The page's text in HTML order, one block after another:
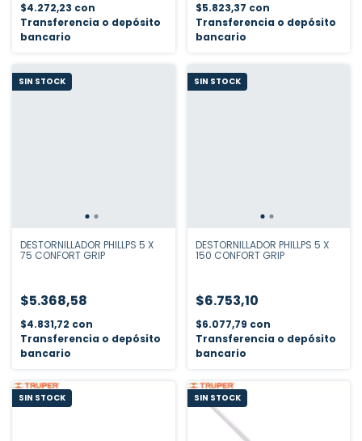
$4.272,23 con
Transferencia o depósito
bancario
$5.823,37 con
Transferencia o depósito
bancario
SIN STOCK
DESTORNILLADOR PHILLPS 5 X
75 CONFORT GRIP
$5.368,58
$4.831,72 con
Transferencia o depósito
bancario
SIN STOCK
DESTORNILLADOR PHILLPS 5 X
150 CONFORT GRIP
$6.753,10
$6.077,79 con
Transferencia o depósito
bancario
SIN STOCK SIN STOCK